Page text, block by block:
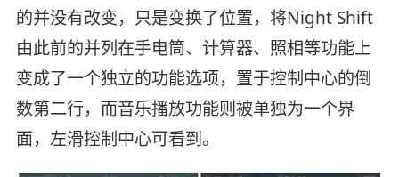
的并没有改变，只是变换了位置，将Night Shift
由此前的并列在手电筒、计算器、照相等功能上
变成了一个独立的功能选项，置于控制中心的倒
数第二行，而音乐播放功能则被单独为一个界
面，左滑控制中心可看到。